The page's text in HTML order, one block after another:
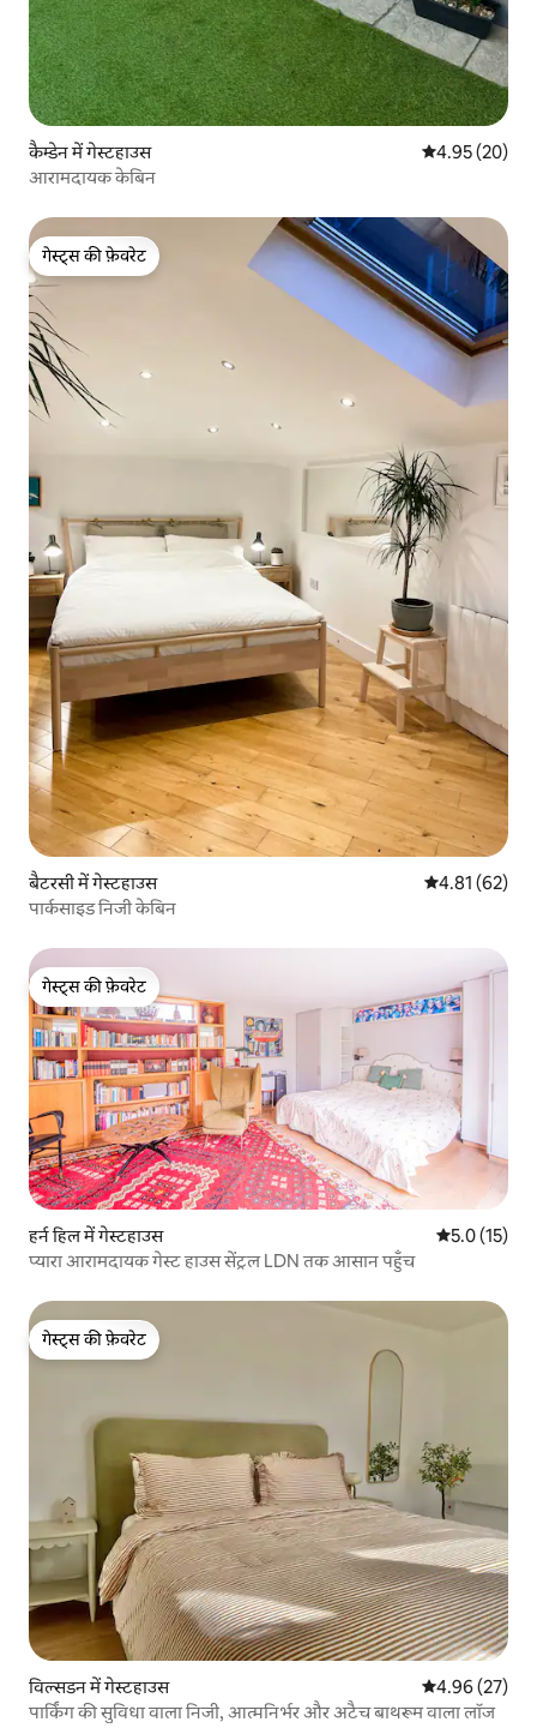
कैम्डेन में गेस्टहाउस औसत रेटिंग 5 में
4.95 (20)
आरामदायक केबिन
गेस्ट्स की फ़ेवरेट
गेस्ट्स की फ़ेवरेट
बैटरसी में गेस्टहाउस औसत रेटिंग 5 में
4.81 (62)
पार्कसाइड निजी केबिन
गेस्ट्स की फ़ेवरेट
गेस्ट्स की फ़ेवरेट
हर्न हिल में गेस्टहाउस औसत रेटिंग 5
5.0 (15)
प्यारा आरामदायक गेस्ट हाउस सेंट्रल LDN तक आसान पहुँच
गेस्ट्स की फ़ेवरेट
गेस्ट्स की फ़ेवरेट
विल्सडन में गेस्टहाउस औसत रेटिंग 5 में
4.96 (27)
पार्किंग की सुविधा वाला निजी, आत्मनिर्भर और अटैच बाथरूम वाला लॉज